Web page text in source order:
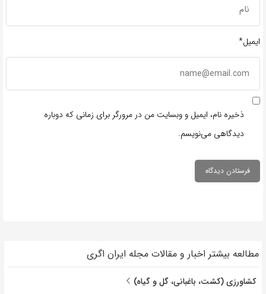
ایمیل*
ذخیره نام، ایمیل و وبسایت من در مرورگر برای زمانی که دوباره
دیدگاهی می‌نویسم.
مطالعه بیشتر اخبار و مقالات مجله ایران اگری
کشاورزی (کشت، باغبانی، گل و گیاه)